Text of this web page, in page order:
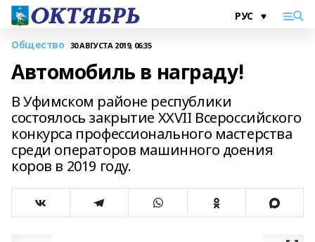
Общество 30 АВГУСТА 2019, 06:35
Автомобиль в награду!
В Уфимском районе республики
состоялось закрытие XXVII Всероссийского
конкурса профессионального мастерства
среди операторов машинного доения
коров в 2019 году.